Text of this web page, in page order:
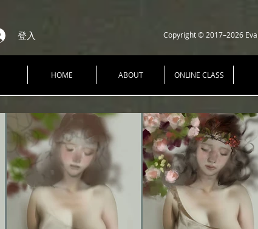
登入 Copyright © 2017–2026
HOME ABOUT ONLINE CLASS